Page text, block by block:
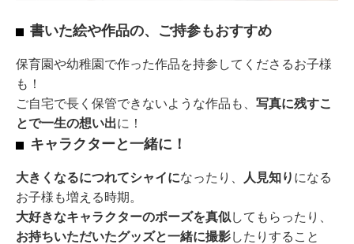
書いた絵や作品の、ご持参もおすすめ
保育園や幼稚園で作った作品を持参してくださるお子様
も！
ご自宅で長く保管できないような作品も、 写真に残すこ
とで一生の想い出に！
キャラクターと一緒に！
大きくなるにつれてシャイになったり、 人見知り になる
お子様も増える時期。
大好きなキャラクターのポーズを真似してもらったり、
お持ちいただいたグッズと一緒に撮影したりすること